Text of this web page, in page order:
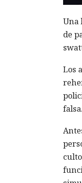
Una
de
Los
falsa.